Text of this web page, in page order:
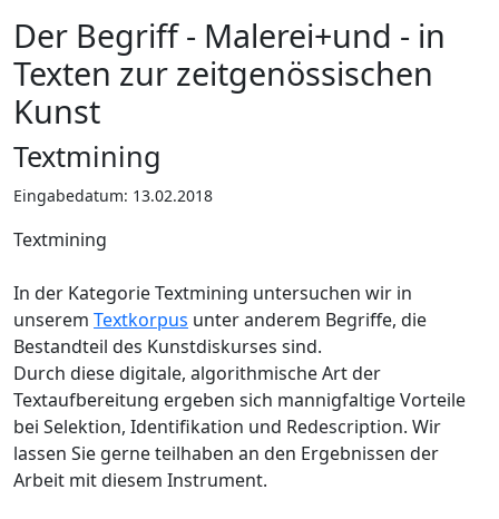
Der Begriff - Malerei+und - in
Texten zur zeitgenössischen
Kunst
Textmining
Eingabedatum: 13.02.2018
Textmining
In der Kategorie Textmining untersuchen wir in
unserem Textkorpus unter anderem Begriffe, die
Bestandteil des Kunstdiskurses sind.
Durch diese digitale, algorithmische Art der
Textaufbereitung ergeben sich mannigfaltige Vorteile
bei Selektion, Identifikation und Redescription. Wir
lassen Sie gerne teilhaben an den Ergebnissen der
Arbeit mit diesem Instrument.